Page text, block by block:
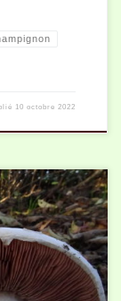
10 octobre 2022
1 cuillère à
[…]